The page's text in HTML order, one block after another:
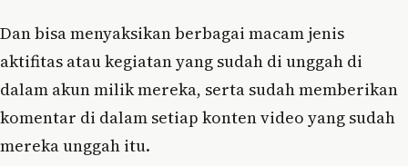
Dan bisa menyaksikan berbagai macam jenis
aktifitas atau kegiatan yang sudah di unggah di
dalam akun milik mereka, serta sudah memberikan
komentar di dalam setiap konten video yang sudah
mereka unggah itu.